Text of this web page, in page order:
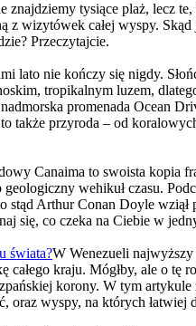
znajdziemy tysiące plaż, lecz
z wizytówek całej wyspy.
Przeczytajcie.
lato nie kończy się nigdy.
tropikalnym luzem,
promenada Ocean
także przyroda – od
Canaima to swoista kopia
wehikuł czasu.
Arthur Conan Doyle
się, co czeka na Ciebie w
świata?W Wenezueli najwyższy
kraju. Mógłby, ale o
korony. W tym
oraz wyspy, na których